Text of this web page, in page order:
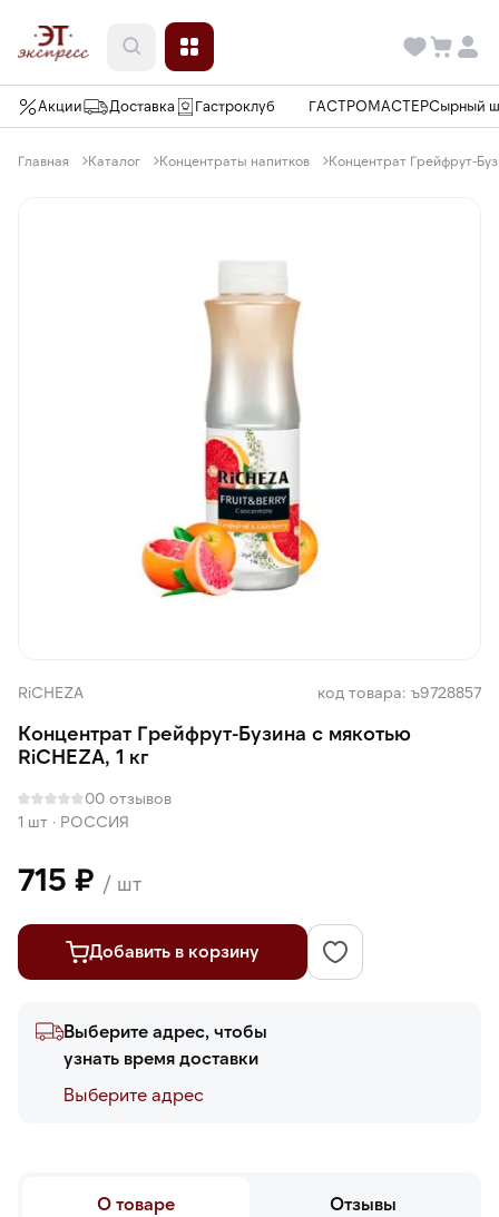
Акции Доставка Гастроклуб ГАСТРОМАСТЕРСырный
Главная Каталог Концентраты напитков Концентрат Грейфрут-
RiCHEZA код товара: ъ9728857
Концентрат Грейфрут-Бузина с мякотью
RiCHEZA, 1 кг
00 отзывов
1 шт · РОССИЯ
715 ₽ / шт
Добавить в корзину
Выберите адрес, чтобы
узнать время доставки
Выберите адреc
О товаре Отзывы